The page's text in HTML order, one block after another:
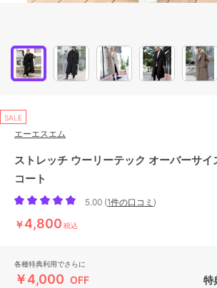
SALE
エーエスエム
ストレッチ ウーリーテック オーバーサ
コート
5.00 (1件の口コミ )
￥4,800 税込
各種特典利用でさらに
￥4,000 OFF 特